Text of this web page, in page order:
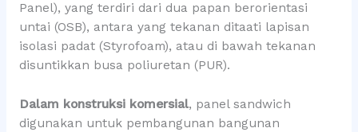
Panel), yang terdiri dari dua papan berorientasi
untai (OSB), antara yang tekanan ditaati lapisan
isolasi padat (Styrofoam), atau di bawah tekanan
disuntikkan busa poliuretan (PUR).
Dalam konstruksi komersial, panel sandwich
digunakan untuk pembangunan bangunan